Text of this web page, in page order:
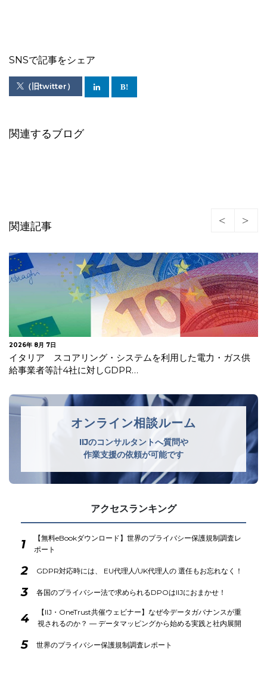
SNSで記事をシェア
（旧twitter）
関連するブログ
関連記事
2026年 7月 30日
欧州委 違法商品等への対策が不十分としてデジタルサービ
ス法違反でAliExpress…
オンライン相談ルーム
IIJのコンサルタントへ質問や
作業支援の依頼が可能です
アクセスランキング
1
【無料eBookダウンロード】世界のプライバシー保護規制調査レ
ポート
2 GDPR対応時には、 EU代理人/UK代理人の 選任もお忘れなく！
3 各国のプライバシー法で求められるDPOはIIJにおまかせ！
4
【IIJ・OneTrust共催ウェビナー】なぜ今データガバナンスが重
視されるのか？ ― データマッピングから始める実践と社内展開
5 世界のプライバシー保護規制調査レポート